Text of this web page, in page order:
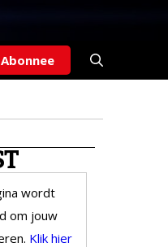
wordt
om jouw
Klik hier